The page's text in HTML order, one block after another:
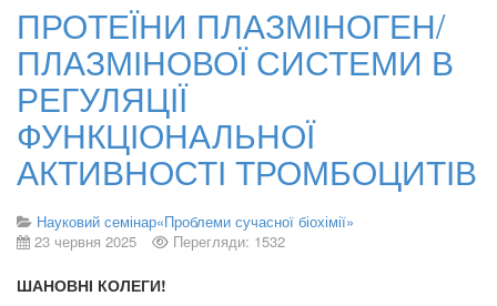
ПРОТЕЇНИ ПЛАЗМІНОГЕН/
ПЛАЗМІНОВОЇ СИСТЕМИ В
РЕГУЛЯЦІЇ
ФУНКЦІОНАЛЬНОЇ
АКТИВНОСТІ ТРОМБОЦИТІВ
Науковий семінар«Проблеми сучасної біохімії»
23 червня 2025
Перегляди: 1532
ШАНОВНІ КОЛЕГИ!